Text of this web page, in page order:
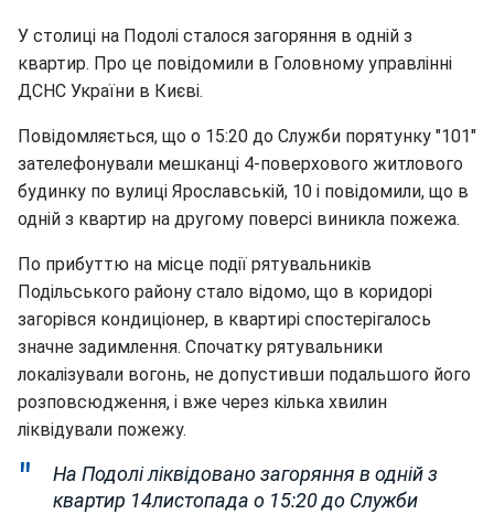
У столиці на Подолі сталося загоряння в одній з
квартир. Про це повідомили в Головному управлінні
ДСНС України в Києві.
Повідомляється, що о 15:20 до Служби порятунку "101"
зателефонували мешканці 4-поверхового житлового
будинку по вулиці Ярославській, 10 і повідомили, що в
одній з квартир на другому поверсі виникла пожежа.
По прибуттю на місце події рятувальників
Подільського району стало відомо, що в коридорі
загорівся кондиціонер, в квартирі спостерігалось
значне задимлення. Спочатку рятувальники
локалізували вогонь, не допустивши подальшого його
розповсюдження, і вже через кілька хвилин
ліквідували пожежу.
На Подолі ліквідовано загоряння в одній з
квартир 14листопада о 15:20 до Служби